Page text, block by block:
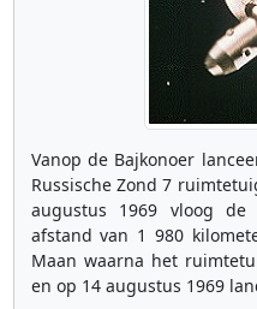
Vanop de Bajkonoer
Russische Zond 7
augustus 1969 vloog
afstand van 1 980
Maan waarna het
en op 14 augustus 1969